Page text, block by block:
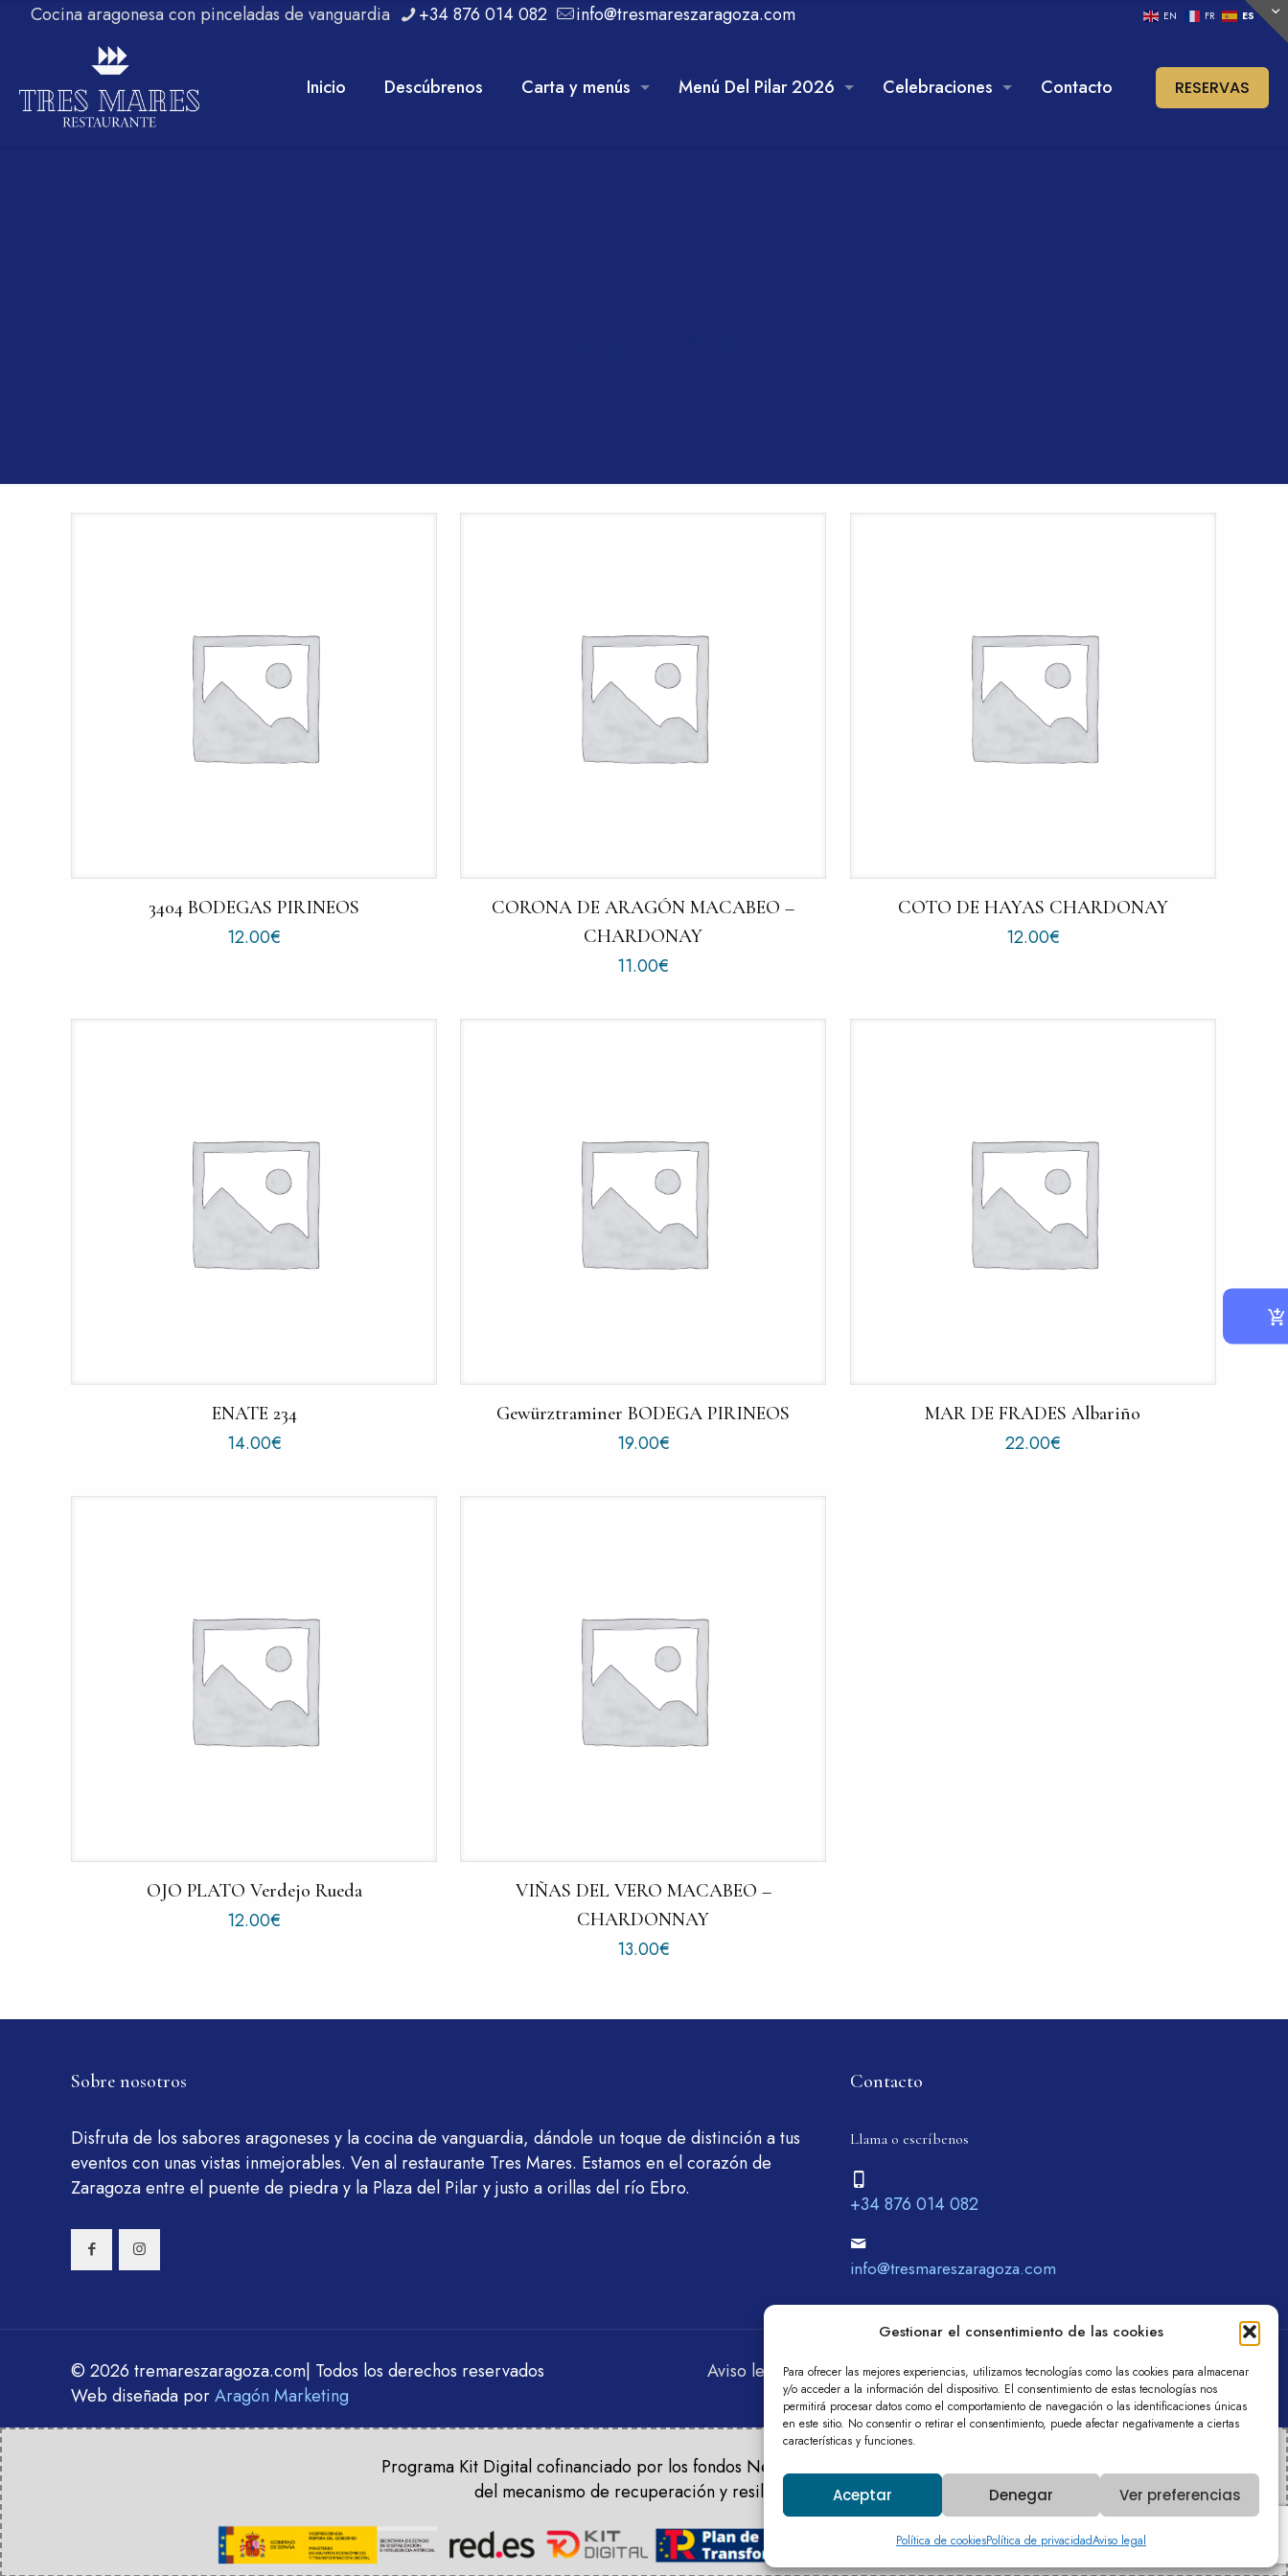
Gestionar el consentimiento de las cookies
Para ofrecer las mejores experiencias, utilizamos tecnologías como las cookies para almacenar
y/o acceder a la información del dispositivo. El consentimiento de estas tecnologías nos
permitirá procesar datos como el comportamiento de navegación o las identificaciones únicas
en este sitio. No consentir o retirar el consentimiento, puede afectar negativamente a ciertas
características y funciones.
Aceptar Denegar Ver preferencias
Política de cookiesPolítica de privacidadAviso legal
Cocina aragonesa con pinceladas de vanguardia +34 876 014 082 info@tresmareszaragoza.com EN FR ES
Inicio Descúbrenos Carta y menús Menú Del Pilar 2026 Celebraciones Contacto RESERVAS
3404 BODEGAS PIRINEOS
12.00€
CORONA DE ARAGÓN MACABEO –
CHARDONAY
11.00€
COTO DE HAYAS CHARDONAY
12.00€
ENATE 234
14.00€
Gewürztraminer BODEGA PIRINEOS
19.00€
MAR DE FRADES Albariño
22.00€
OJO PLATO Verdejo Rueda
12.00€
VIÑAS DEL VERO MACABEO –
CHARDONNAY
13.00€
Sobre nosotros
Disfruta de los sabores aragoneses y la cocina de vanguardia, dándole un toque de distinción a tus
eventos con unas vistas inmejorables. Ven al restaurante Tres Mares. Estamos en el corazón de
Zaragoza entre el puente de piedra y la Plaza del Pilar y justo a orillas del río Ebro.
Contacto
Llama o escríbenos
+34 876 014 082
info@tresmareszaragoza.com
© 2026 tremareszaragoza.com| Todos los derechos reservados
Web diseñada porAragón Marketing
Aviso legal Política de privacidad Política de cookies (UE)
Programa Kit Digital cofinanciado por los fondos Next Generation (EU)
del mecanismo de recuperación y resiliencia.